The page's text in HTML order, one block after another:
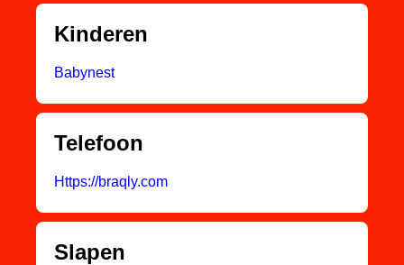
Kinderen
Babynest
Telefoon
Https://braqly.com
Slapen